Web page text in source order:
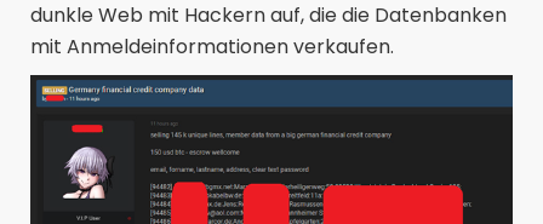
dunkle Web mit Hackern auf, die die Datenbanken
mit Anmeldeinformationen verkaufen.